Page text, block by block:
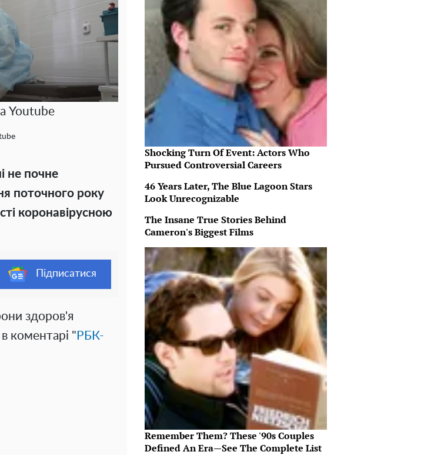
Youtube
не почне
поточного року
коронавірусною
Підписатися
здоров'я
коментарі " РБК-
Shocking Turn Of Event: Actors Who
Pursued Controversial Careers
46 Years Later, The Blue Lagoon Stars
Look Unrecognizable
The Insane True Stories Behind
Cameron's Biggest Films
Remember Them? These '90s Couples
Defined An Era—See The Complete List